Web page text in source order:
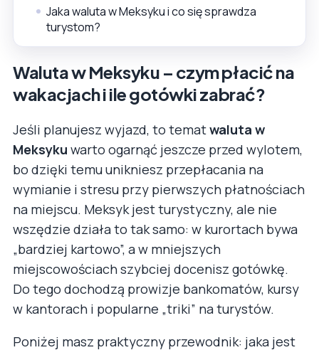
Jaka waluta w Meksyku i co się sprawdza
turystom?
Waluta w Meksyku – czym płacić na
wakacjach i ile gotówki zabrać?
Jeśli planujesz wyjazd, to tematwaluta w
Meksyku warto ogarnąć jeszcze przed wylotem,
bo dzięki temu unikniesz przepłacania na
wymianie i stresu przy pierwszych płatnościach
na miejscu. Meksyk jest turystyczny, ale nie
wszędzie działa to tak samo: w kurortach bywa
„bardziej kartowo”, a w mniejszych
miejscowościach szybciej docenisz gotówkę.
Do tego dochodzą prowizje bankomatów, kursy
w kantorach i popularne „triki” na turystów.
Poniżej masz praktyczny przewodnik: jaka jest